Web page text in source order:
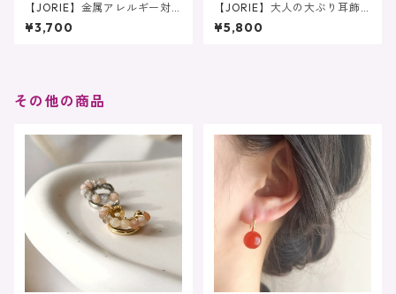
【JORIE】金属アレルギー対
応❤️ 大人レッド Spoon sto
ne レッドアゲート ピアス
¥3,700
【JORIE】大人の大ぶり耳飾
り 大粒グレーオニキスピア
ス イヤリング サージカル
¥5,800
その他の商品